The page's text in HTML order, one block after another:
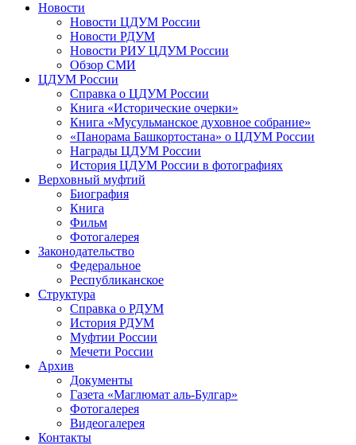
Новости
Новости ЦДУМ России
Новости РДУМ
Новости РИУ ЦДУМ России
Обзор СМИ
ЦДУМ России
Справка о ЦДУМ России
Книга «Исторические очерки»
Книга «Мусульманское духовное собрание»
«Панорама Башкортостана» о ЦДУМ России
Награды ЦДУМ России
История ЦДУМ России в фотографиях
Верховный муфтий
Биография
Книга
Фильм
Фотогалерея
Законодательство
Федеральное
Республиканское
Структура
Справка о РДУМ
История РДУМ
Муфтии России
Мечети России
Архив
Документы
Газета «Маглюмат аль-Булгар»
Фотогалерея
Видеогалерея
Контакты